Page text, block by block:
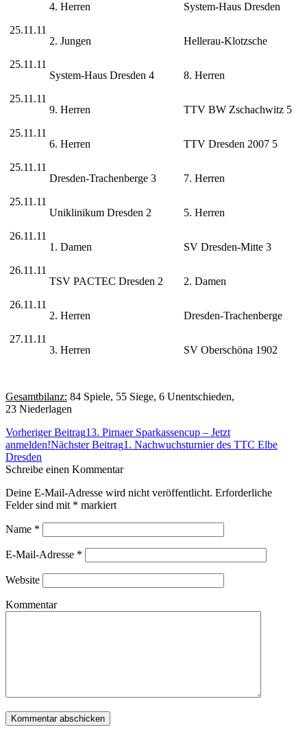
4. Herren
System-Haus Dresden
25.11.11
2. Jungen
Hellerau-Klotzsche
25.11.11
System-Haus Dresden 4
8. Herren
25.11.11
9. Herren
TTV BW Zschachwitz 5
25.11.11
6. Herren
TTV Dresden 2007 5
25.11.11
Dresden-Trachenberge 3
7. Herren
25.11.11
Uniklinikum Dresden 2
5. Herren
26.11.11
1. Damen
SV Dresden-Mitte 3
26.11.11
TSV PACTEC Dresden 2
2. Damen
26.11.11
2. Herren
Dresden-Trachenberge
27.11.11
3. Herren
SV Oberschöna 1902
Gesamtbilanz: 84 Spiele, 55 Siege, 6 Unentschieden,
23 Niederlagen
Beitrags-
Navigation
Vorheriger Beitrag13. Pirnaer Sparkassencup – Jetzt
anmelden!Nächster Beitrag1. Nachwuchsturnier des TTC Elbe
Dresden
Schreibe einen Kommentar
Deine E-Mail-Adresse wird nicht veröffentlicht. Erforderliche
Felder sind mit * markiert
Name *
E-Mail-Adresse *
Website
Kommentar